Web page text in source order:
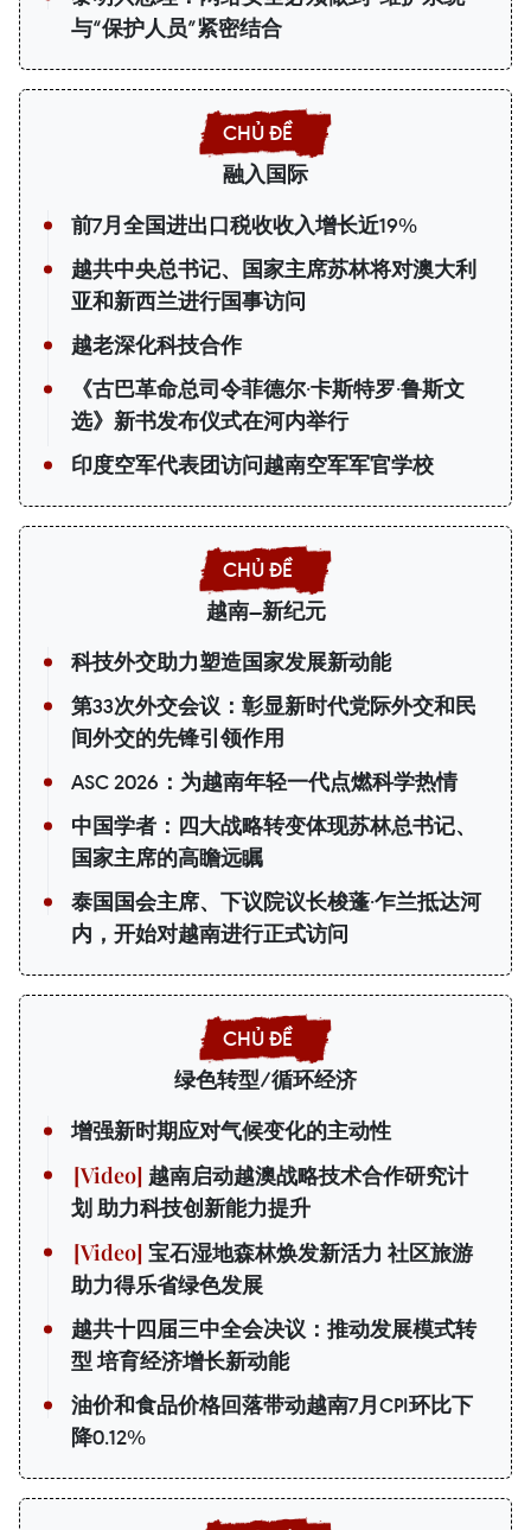
与“保护人员”紧密结合
融入国际
前7月全国进出口税收收入增长近19%
越共中央总书记、国家主席苏林将对澳大利
亚和新西兰进行国事访问
越老深化科技合作
《古巴革命总司令菲德尔·卡斯特罗·鲁斯文
选》新书发布仪式在河内举行
印度空军代表团访问越南空军军官学校
越南—新纪元
科技外交助力塑造国家发展新动能
第33次外交会议：彰显新时代党际外交和民
间外交的先锋引领作用
ASC 2026：为越南年轻一代点燃科学热情
中国学者：四大战略转变体现苏林总书记、
国家主席的高瞻远瞩
泰国国会主席、下议院议长梭蓬·乍兰抵达河
内，开始对越南进行正式访问
绿色转型/循环经济
增强新时期应对气候变化的主动性
越南启动越澳战略技术合作研究计
划 助力科技创新能力提升
宝石湿地森林焕发新活力 社区旅游
助力得乐省绿色发展
越共十四届三中全会决议：推动发展模式转
型 培育经济增长新动能
油价和食品价格回落带动越南7月CPI环比下
降0.12%